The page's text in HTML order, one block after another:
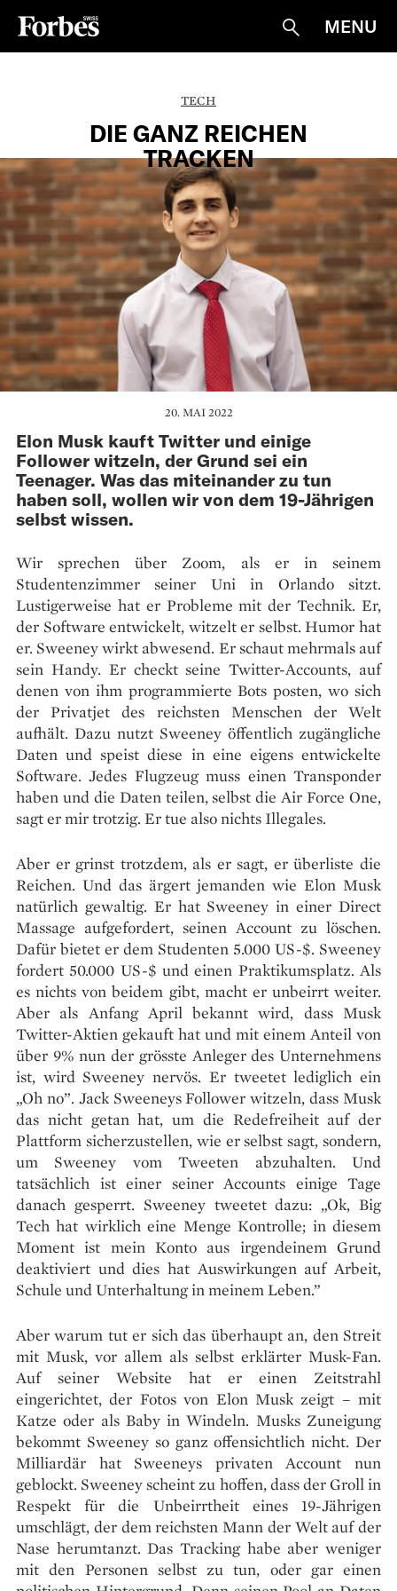
Suche
MENU
TECH
DIE GANZ REICHEN
TRACKEN
20. MAI 2022
Elon Musk kauft Twitter und einige
Follower witzeln, der Grund sei ein
Teenager. Was das miteinander zu tun
haben soll, wollen wir von dem 19-Jährigen
selbst wissen.
Wir sprechen über Zoom, als er in seinem
Studentenzimmer seiner Uni in Orlando sitzt.
Lustigerweise hat er Probleme mit der Technik. Er,
der Software entwickelt, witzelt er selbst. Humor hat
er. Sweeney wirkt abwesend. Er schaut mehrmals auf
sein Handy. Er checkt seine Twitter-Accounts, auf
denen von ihm programmierte Bots posten, wo sich
der Privatjet des reichsten Menschen der Welt
aufhält. Dazu nutzt Sweeney öffentlich zugängliche
Daten und speist diese in eine eigens entwickelte
Software. Jedes Flugzeug muss einen Transponder
haben und die Daten teilen, selbst die Air Force One,
sagt er mir trotzig. Er tue also nichts Illegales.
Aber er grinst trotzdem, als er sagt, er überliste die
Reichen. Und das ärgert jemanden wie Elon Musk
natürlich gewaltig. Er hat Sweeney in einer Direct
Massage aufgefordert, seinen Account zu löschen.
Dafür bietet er dem Studenten 5.000 US-$. Sweeney
fordert 50.000 US-$ und einen Praktikumsplatz. Als
es nichts von beidem gibt, macht er unbeirrt weiter.
Aber als Anfang April bekannt wird, dass Musk
Twitter-Aktien gekauft hat und mit einem Anteil von
über 9% nun der grösste Anleger des Unternehmens
ist, wird Sweeney nervös. Er tweetet lediglich ein
„Oh no”. Jack Sweeneys Follower witzeln, dass Musk
das nicht getan hat, um die Redefreiheit auf der
Plattform sicherzustellen, wie er selbst sagt, sondern,
um Sweeney vom Tweeten abzuhalten. Und
tatsächlich ist einer seiner Accounts einige Tage
danach gesperrt. Sweeney tweetet dazu: „Ok, Big
Tech hat wirklich eine Menge Kontrolle; in diesem
Moment ist mein Konto aus irgendeinem Grund
deaktiviert und dies hat Auswirkungen auf Arbeit,
Schule und Unterhaltung in meinem Leben.”
Aber warum tut er sich das überhaupt an, den Streit
mit Musk, vor allem als selbst erklärter Musk-Fan.
Auf seiner Website hat er einen Zeitstrahl
eingerichtet, der Fotos von Elon Musk zeigt – mit
Katze oder als Baby in Windeln. Musks Zuneigung
bekommt Sweeney so ganz offensichtlich nicht. Der
Milliardär hat Sweeneys privaten Account nun
geblockt. Sweeney scheint zu hoffen, dass der Groll in
Respekt für die Unbeirrtheit eines 19-Jährigen
umschlägt, der dem reichsten Mann der Welt auf der
Nase herumtanzt. Das Tracking habe aber weniger
mit den Personen selbst zu tun, oder gar einen